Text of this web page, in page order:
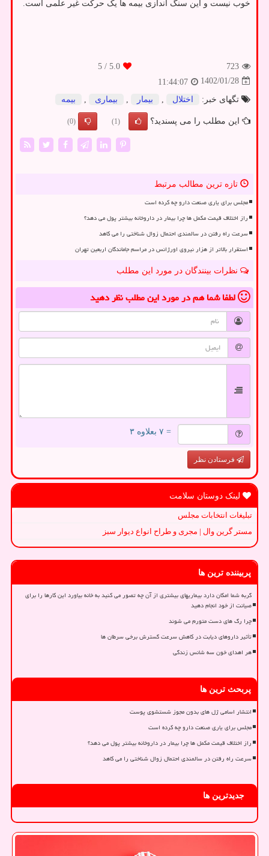
خوب نیست و این سنگ اندازی بیمه ها یک حرکت غیر علمی است.
723
5.0
/ 5
1402/01/28
11:44:07
تگهای خبر:
اختلال بیمار بیماری بیمه
این مطلب را می پسندید؟ (1)
(0)
تازه ترین مطالب مرتبط
مجلس برای یاری صنعت دارو چه کرده است
راز اختلاف قیمت مکمل ها چرا بیمار در داروخانه بیشتر پول می دهد؟
سرعت راه رفتن در سالمندی احتمال زوال شناختی را می کاهد
استقرار بالاتر از هزار نیروی اورژانس در مراسم جاماندگان اربعین تهران
نظرات بینندگان در مورد این مطلب
لطفا شما همدر مورد این مطلبنظر دهید
= ۷ بعلاوه ۳
فرستادن نظر
لینک دوستان سلامت
تبلیغات انتخابات مجلس
مستر گرین وال | مجری و طراح انواع دیوار سبز
پربیننده ترین ها
گربه شما امکان دارد بیماریهای بیشتری از آن چه تصور می کنید به خانه بیاورد این کارها را برای
صیانت از خود انجام دهید
چرا رگ های دست متورم می شوند
تأثیر داروهای دیابت در کاهش سرعت گسترش برخی سرطان ها
هر اهدای خون سه شانس زندگی
پربحث ترین ها
انتشار اسامی ژل های بدون مجوز شستشوی پوست
مجلس برای یاری صنعت دارو چه کرده است
راز اختلاف قیمت مکمل ها چرا بیمار در داروخانه بیشتر پول می دهد؟
سرعت راه رفتن در سالمندی احتمال زوال شناختی را می کاهد
جدیدترین ها